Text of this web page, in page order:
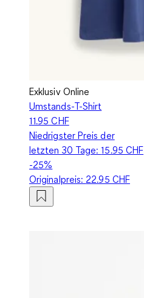
Exklusiv Online
Umstands-T-Shirt
11.95 CHF
Niedrigster Preis der
letzten 30 Tage:15.95 CHF
-25%
Originalpreis: 22.95 CHF